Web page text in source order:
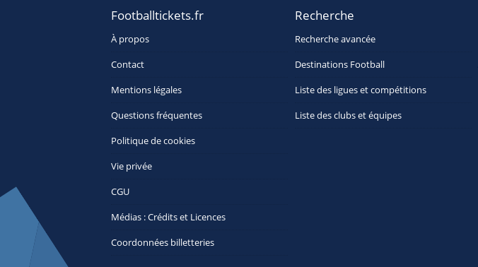
Footballtickets.fr
À propos
Contact
Mentions légales
Questions fréquentes
Politique de cookies
Vie privée
CGU
Médias : Crédits et Licences
Coordonnées billetteries
Recherche
Recherche avancée
Destinations Football
Liste des ligues et compétitions
Liste des clubs et équipes